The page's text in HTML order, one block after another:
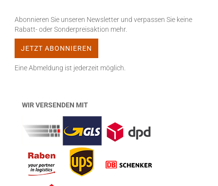
Abonnieren Sie unseren Newsletter und verpassen Sie keine
Rabatt- oder Sonderpreisaktion mehr.
Eine Abmeldung ist jederzeit möglich.
WIR VERSENDEN MIT